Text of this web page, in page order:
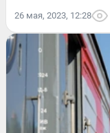
26 мая, 2023, 12:28